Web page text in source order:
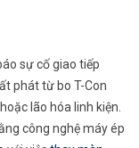
sự cố giao tiếp
phát từ bo T-Con
lão hóa linh kiện.
công nghệ máy ép